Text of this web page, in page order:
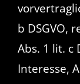
b DSGVO,
Abs. 1 lit. c
Interesse,